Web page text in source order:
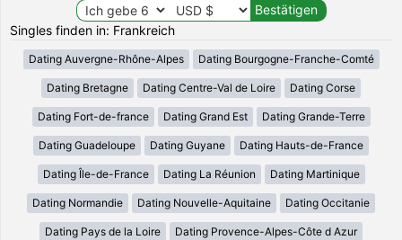
Singles finden in: Frankreich
Dating Auvergne-Rhône-Alpes Dating Bourgogne-Franche-Comté
Dating Bretagne Dating Centre-Val de Loire Dating Corse
Dating Fort-de-france Dating Grand Est Dating Grande-Terre
Dating Guadeloupe Dating Guyane Dating Hauts-de-France
Dating Île-de-France Dating La Réunion Dating Martinique
Dating Normandie Dating Nouvelle-Aquitaine Dating Occitanie
Dating Pays de la Loire Dating Provence-Alpes-Côte d Azur